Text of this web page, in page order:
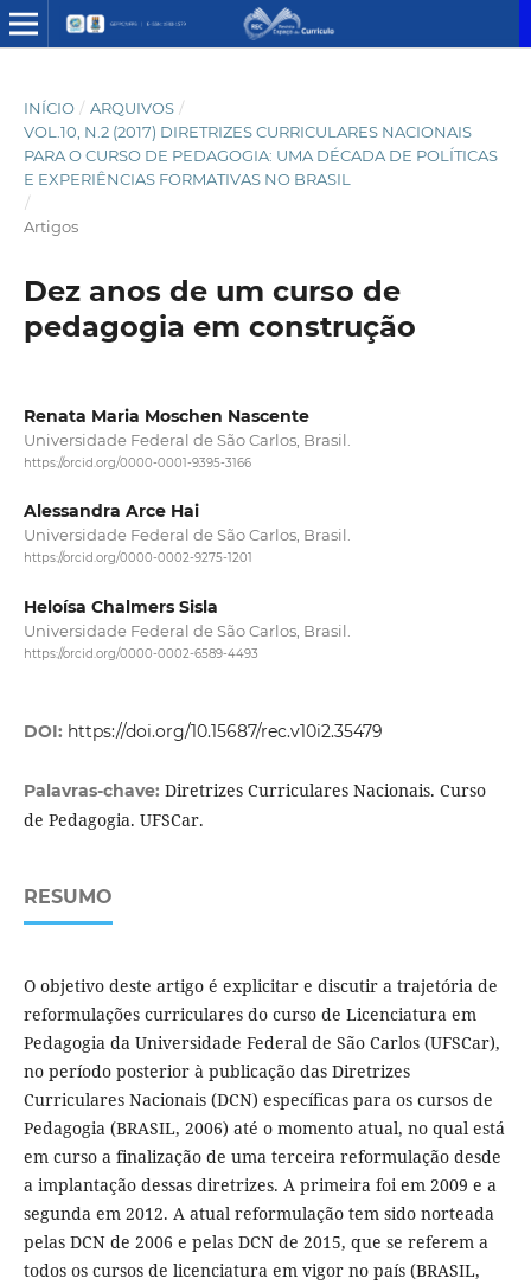
INÍCIO / ARQUIVOS /
VOL.10, N.2 (2017) DIRETRIZES CURRICULARES NACIONAIS
PARA O CURSO DE PEDAGOGIA: UMA DÉCADA DE POLÍTICAS
E EXPERIÊNCIAS FORMATIVAS NO BRASIL
/
Artigos
Dez anos de um curso de
pedagogia em construção
Renata Maria Moschen Nascente
Universidade Federal de São Carlos, Brasil.
https://orcid.org/0000-0001-9395-3166
Alessandra Arce Hai
Universidade Federal de São Carlos, Brasil.
https://orcid.org/0000-0002-9275-1201
Heloísa Chalmers Sisla
Universidade Federal de São Carlos, Brasil.
https://orcid.org/0000-0002-6589-4493
DOI: https://doi.org/10.15687/rec.v10i2.35479
Palavras-chave: Diretrizes Curriculares Nacionais. Curso
de Pedagogia. UFSCar.
RESUMO
O objetivo deste artigo é explicitar e discutir a trajetória de
reformulações curriculares do curso de Licenciatura em
Pedagogia da Universidade Federal de São Carlos (UFSCar),
no período posterior à publicação das Diretrizes
Curriculares Nacionais (DCN) específicas para os cursos de
Pedagogia (BRASIL, 2006) até o momento atual, no qual está
em curso a finalização de uma terceira reformulação desde
a implantação dessas diretrizes. A primeira foi em 2009 e a
segunda em 2012. A atual reformulação tem sido norteada
pelas DCN de 2006 e pelas DCN de 2015, que se referem a
todos os cursos de licenciatura em vigor no país (BRASIL,